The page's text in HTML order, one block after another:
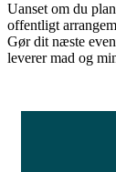
Uanset om du
offentligt
Gør dit næste
leverer mad og